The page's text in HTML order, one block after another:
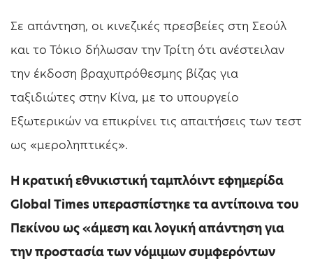
Σε απάντηση, οι κινεζικές πρεσβείες στη Σεούλ
και το Τόκιο δήλωσαν την Τρίτη ότι ανέστειλαν
την έκδοση βραχυπρόθεσμης βίζας για
ταξιδιώτες στην Κίνα, με το υπουργείο
Εξωτερικών να επικρίνει τις απαιτήσεις των τεστ
ως «μεροληπτικές».
Η κρατική εθνικιστική ταμπλόιντ εφημερίδα
Global Times υπερασπίστηκε τα αντίποινα του
Πεκίνου ως «άμεση και λογική απάντηση για
την προστασία των νόμιμων συμφερόντων